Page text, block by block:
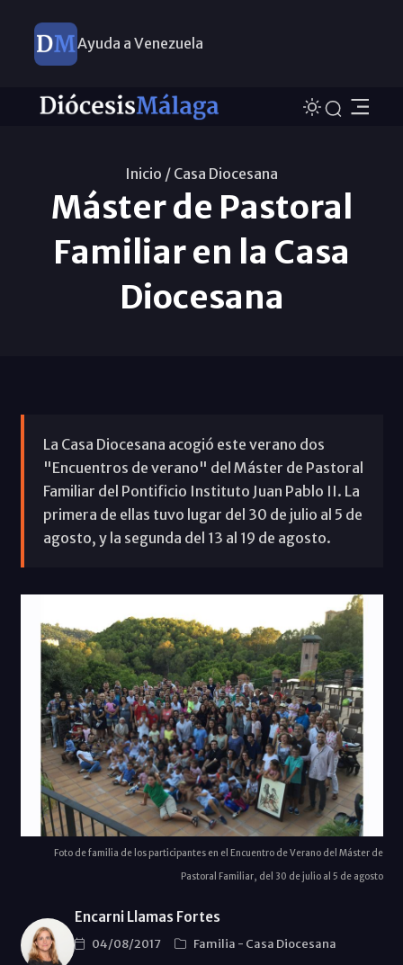
Ayuda a Venezuela
Inicio / Casa Diocesana
Máster de Pastoral
Familiar en la Casa
Diocesana
La Casa Diocesana acogió este verano dos
"Encuentros de verano" del Máster de Pastoral
Familiar del Pontificio Instituto Juan Pablo II. La
primera de ellas tuvo lugar del 30 de julio al 5 de
agosto, y la segunda del 13 al 19 de agosto.
Foto de familia de los participantes en el Encuentro de Verano del Máster de
Pastoral Familiar, del 30 de julio al 5 de agosto
Encarni Llamas Fortes
04/08/2017 Familia - Casa Diocesana